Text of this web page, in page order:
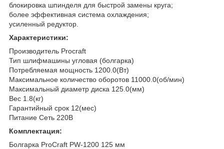
блокировка шпинделя для быстрой замены круга;
более эффективная система охлаждения;
усиленный редуктор.
Характеристики:
Производитель Procraft
Тип шлифмашины угловая (болгарка)
Потребляемая мощность 1200.0(Вт)
Максимальное количество оборотов 11000.0(об/мин)
Максимальный диаметр диска 125.0(мм)
Вес 1.8(кг)
Гарантийный срок 12(мес)
Питание Сеть 220В
Комплектация:
Болгарка ProCraft PW-1200 125 мм